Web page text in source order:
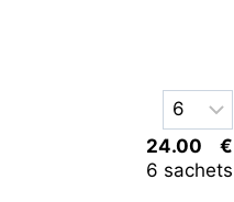
24.00
€
6 sachets